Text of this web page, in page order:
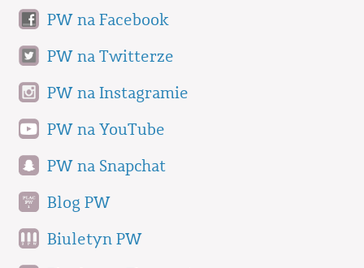
PW na Facebook
PW na Twitterze
PW na Instagramie
PW na YouTube
PW na Snapchat
Blog PW
Biuletyn PW